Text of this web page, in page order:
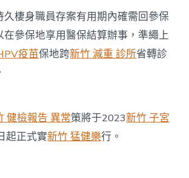
久棲身職員存案有用期內確需回參保
在參保地享用醫保結算辦事，準繩上
疫苗保地跨新竹 減重 診所省轉診
健檢報告 異常策將于2023新竹 子宮
起正式實新竹 猛健樂行。